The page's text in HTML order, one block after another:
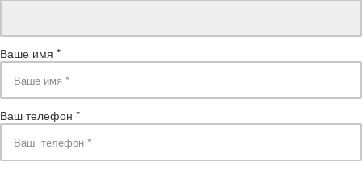
Ваше имя *
Ваш телефон *